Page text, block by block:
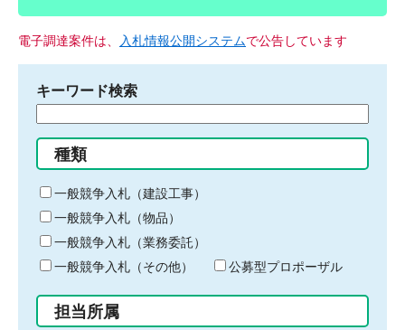
電子調達案件は、 入札情報公開システムで公告しています
キーワード検索
る
キ
ー
ワ
ー
ド
入
力
種類
一般競争入札（建設工事）
一般競争入札（物品）
一般競争入札（業務委託）
一般競争入札（その他）
公募型プロポーザル
担当所属